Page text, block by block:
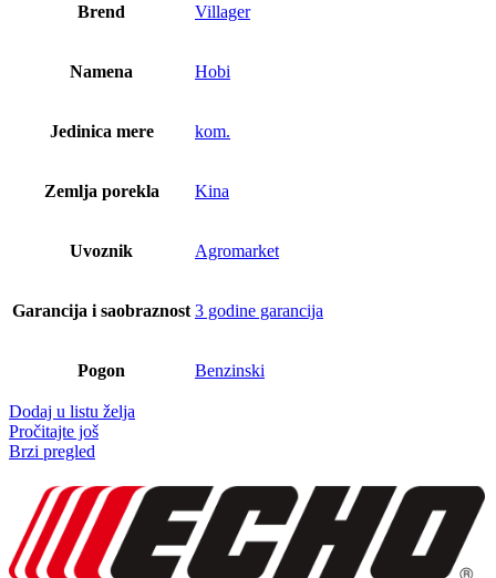
Brend Villager
Namena Hobi
Jedinica mere kom.
Zemlja porekla Kina
Uvoznik Agromarket
Garancija i saobraznost 3 godine garancija
Pogon Benzinski
Dodaj u listu želja
Pročitajte još
Brzi pregled